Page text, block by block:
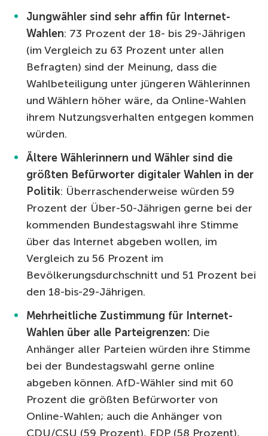
Jungwähler sind sehr affin für Internet-
Wahlen: 73 Prozent der 18- bis 29-Jährigen
(im Vergleich zu 63 Prozent unter allen
Befragten) sind der Meinung, dass die
Wahlbeteiligung unter jüngeren Wählerinnen
und Wählern höher wäre, da Online-Wahlen
ihrem Nutzungsverhalten entgegen kommen
würden.
Ältere Wählerinnern und Wähler sind die
größten Befürworter digitaler Wahlen in der
Politik: Überraschenderweise würden 59
Prozent der Über-50-Jährigen gerne bei der
kommenden Bundestagswahl ihre Stimme
über das Internet abgeben wollen, im
Vergleich zu 56 Prozent im
Bevölkerungsdurchschnitt und 51 Prozent bei
den 18-bis-29-Jährigen.
Mehrheitliche Zustimmung für Internet-
Wahlen über alle Parteigrenzen: Die
Anhänger aller Parteien würden ihre Stimme
bei der Bundestagswahl gerne online
abgeben können. AfD-Wähler sind mit 60
Prozent die größten Befürworter von
Online-Wahlen; auch die Anhänger von
CDU/CSU (59 Prozent), FDP (58 Prozent),